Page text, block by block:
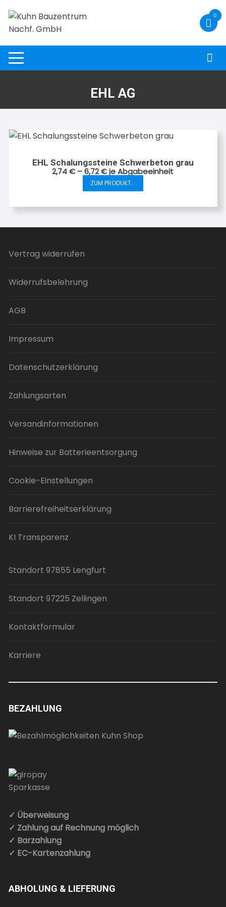
Inhalt
springen
0
EHL AG
EHL Schalungssteine Schwerbeton grau
2,74€–6,72€je Abgabeeinheit
ZUM PRODUKT...
Dieses
weist
mehrere
Vertrag widerrufen
Widerrufsbelehrung
AGB
Impressum
Datenschutzerklärung
Zahlungsarten
Versandinformationen
Hinweise zur Batterieentsorgung
Cookie-Einstellungen
Barrierefreiheitserklärung
KI Transparenz
Standort 97855 Lengfurt
Standort 97225 Zellingen
Kontaktformular
Karriere
BEZAHLUNG
✓ Überweisung
✓ Zahlung auf Rechnung möglich
✓ Barzahlung
✓ EC-Kartenzahlung
ABHOLUNG & LIEFERUNG